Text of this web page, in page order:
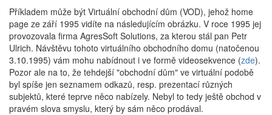
Příkladem může být Virtuální obchodní dům (VOD), jehož home
page ze září 1995 vidíte na následujícím obrázku. V roce 1995 jej
provozovala firma AgresSoft Solutions, za kterou stál pan Petr
Ulrich. Návštěvu tohoto virtuálního obchodního domu (natočenou
3.10.1995) vám mohu nabídnout i ve formě videosekvence (zde).
Pozor ale na to, že tehdejší "obchodní dům" ve virtuální podobě
byl spíše jen seznamem odkazů, resp. prezentací různých
subjektů, které teprve něco nabízely. Nebyl to tedy ještě obchod v
pravém slova smyslu, který by sám něco prodával.